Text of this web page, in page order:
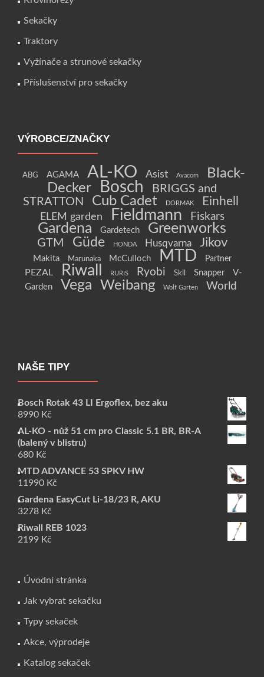
Sekačky
Traktory
Vyžínače a strunové sekačky
Příslušenství pro sekačky
VÝROBCE/ZNAČKY
ABG AGAMA AL-KO Asist Avacom
Black-
Decker
Bosch
BRIGGS and
STRATTON
Cub Cadet DORMAK Einhell
ELEM garden Fieldmann Fiskars
Gardena Gardetech Greenworks
GTM Güde HONDA Husqvarna Jikov
Makita Marunaka McCulloch MTD Partner
PEZAL Riwall RURIS Ryobi Skil Snapper
V-
Garden
Vega Weibang Wolf Garten World
NAŠE TIPY
Bosch Rotak 43 LI Ergoflex, bez aku
8990 Kč
AL-KO - nůž 51 cm pro Classic 5.1 BR, BR-A
(balený v blistru)
680 Kč
MTD ADVANCE 53 SPKV HW
11990 Kč
Gardena EasyCut Li-18/23 R, AKU
3278 Kč
Riwall REB 1023
2199 Kč
Úvodní stránka
Jak vybrat sekačku
Typy sekaček
Akce, výprodeje
Katalog sekaček